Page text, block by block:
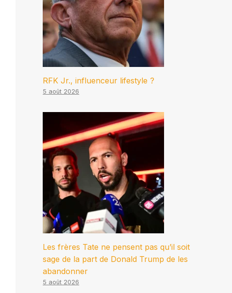
RFK Jr., influenceur lifestyle ?
5 août 2026
Les frères Tate ne pensent pas qu’il soit
sage de la part de Donald Trump de les
abandonner
5 août 2026